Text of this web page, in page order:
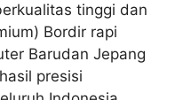
tinggi dan
Bordir rapi
Barudan Jepang
presisi